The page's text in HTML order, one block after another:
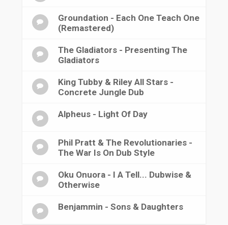
Groundation - Each One Teach One
(Remastered)
The Gladiators - Presenting The
Gladiators
King Tubby & Riley All Stars -
Concrete Jungle Dub
Alpheus - Light Of Day
Phil Pratt & The Revolutionaries -
The War Is On Dub Style
Oku Onuora - I A Tell... Dubwise &
Otherwise
Benjammin - Sons & Daughters